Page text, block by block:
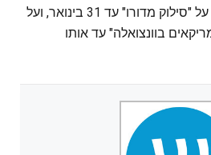
דולרים בקניית מניות "כן" על "סילוק מדורו" עד 31 בינואר, ועל
בוונצואלה" עד אותו